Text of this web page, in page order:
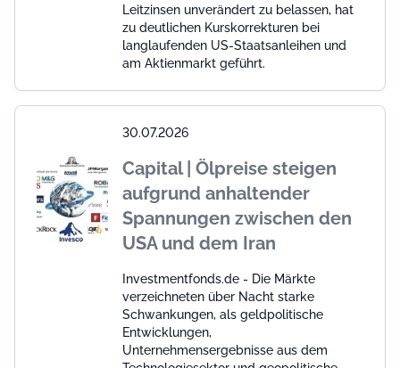
Leitzinsen unverändert zu belassen, hat
zu deutlichen Kurskorrekturen bei
langlaufenden US-Staatsanleihen und
am Aktienmarkt geführt.
30.07.2026
Capital | Ölpreise steigen
aufgrund anhaltender
Spannungen zwischen den
USA und dem Iran
Investmentfonds.de - Die Märkte
verzeichneten über Nacht starke
Schwankungen, als geldpolitische
Entwicklungen,
Unternehmensergebnisse aus dem